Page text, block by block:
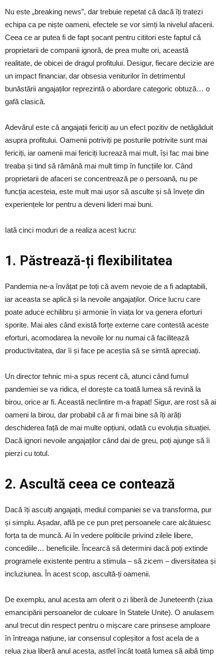
Nu este „breaking news”, dar trebuie repetat că dacă îți tratezi
echipa ca pe niște oameni, efectele se vor simți la nivelul afacerii.
Ceea ce ar putea fi de fapt șocant pentru cititori este faptul că
proprietarii de companii ignoră, de prea multe ori, această
realitate, de obicei de dragul profitului. Desigur, fiecare decizie are
un impact financiar, dar obsesia veniturilor în detrimentul
bunăstării angajaților reprezintă o abordare categoric obtuză… o
gafă clasică.
Adevărul este că angajații fericiți au un efect pozitiv de netăgăduit
asupra profitului. Oamenii potriviți pe posturile potrivite sunt mai
fericiți, iar oamenii mai fericiți lucrează mai mult, își fac mai bine
treaba și tind să rămână mai mult timp în funcțiile lor. Când
proprietarii de afaceri se concentrează pe o persoană, nu pe
funcția acesteia, este mult mai ușor să asculte și să învețe din
experiențele lor pentru a deveni lideri mai buni.
Iată cinci moduri de a realiza acest lucru:
1. Păstrează-ți flexibilitatea
Pandemia ne-a învățat pe toți că avem nevoie de a fi adaptabili,
iar aceasta se aplică și la nevoile angajaților. Orice lucru care
poate aduce echilibru și armonie în viața lor va genera eforturi
sporite. Mai ales când există forțe externe care contestă aceste
eforturi, acomodarea la nevoile lor nu numai că facilitează
productivitatea, dar îi și face pe aceștia să se simtă apreciați.
Un director tehnic mi-a spus recent că, atunci când fumul
pandemiei se va ridica, el dorește ca toată lumea să revină la
birou, orice ar fi. Această neclintire m-a frapat! Sigur, are rost să ai
oameni la birou, dar probabil că ar fi mai bine să îți arăți
deschiderea față de mai multe opțiuni, odată cu evoluția situației.
Dacă ignori nevoile angajaților când dai de greu, poți ajunge să îi
pierzi cu totul.
2. Ascultă ceea ce contează
Dacă îți asculți angajații, mediul companiei se va transforma, pur
și simplu. Așadar, află pe ce pun preț persoanele care alcătuiesc
forța ta de muncă. Ai în vedere politicile privind zilele libere,
concediile… beneficiile. Încearcă să determini dacă poți extinde
programele existente pentru a stimula – să zicem – diversitatea și
incluziunea. În acest scop, ascultă-ți oamenii.
De exemplu, anul acesta am oferit o zi liberă de Juneteenth (ziua
emancipării persoanelor de culoare în Statele Unite). O anulasem
anul trecut din respect pentru o mișcare care prinsese amploare
în întreaga națiune, iar consensul copleșitor a fost acela de a
relua ziua liberă anul acesta, astfel încât toată lumea să aibă timp